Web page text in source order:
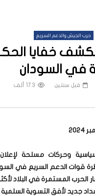
حرب الجيش والدعم السريع
خفايا
في السودان
قبل سنتين 17.3 ألف
وحركات مسلحة
قوات الدعم السريع في
الحرب المستمرة في البلاد
جديد لأفق التسوية السلمية